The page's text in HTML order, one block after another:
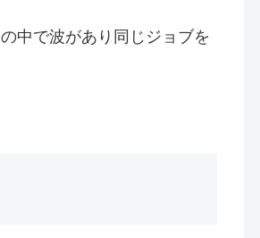
中で波があり同じジョブを